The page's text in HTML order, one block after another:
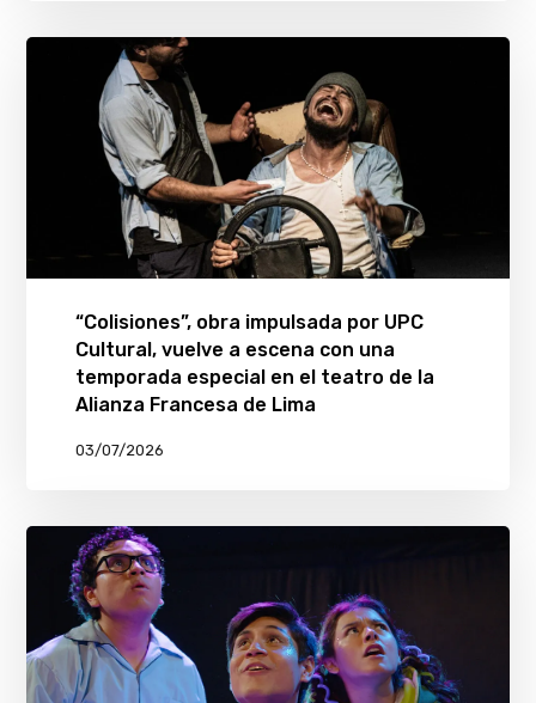
“Colisiones”, obra impulsada por UPC
Cultural, vuelve a escena con una
temporada especial en el teatro de la
Alianza Francesa de Lima
03/07/2026